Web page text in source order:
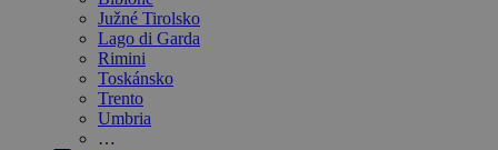
Južné Tirolsko
Lago di Garda
Rimini
Toskánsko
Trento
Umbria
…